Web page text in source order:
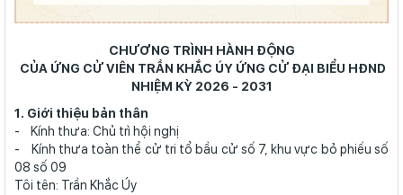
CHƯƠNG TRÌNH HÀNH ĐỘNG
CỦA ỨNG CỬ VIÊN TRẦN KHẮC ÚY ỨNG CỬ ĐẠI BIỂU HĐND
NHIỆM KỲ 2026 - 2031
1. Giới thiệu bản thân
- Kính thưa: Chủ trì hội nghị
- Kính thưa toàn thể cử tri tổ bầu cử số 7, khu vực bỏ phiếu số
08 số 09
Tôi tên: Trần Khắc Úy